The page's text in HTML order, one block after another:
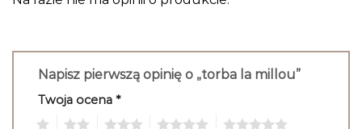
Napisz pierwszą opinię o „torba la millou”
Twoja ocena *